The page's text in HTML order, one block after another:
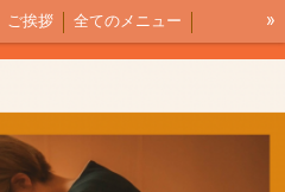
ご挨拶 全てのメニュー
アクセス 全身もみほぐし説明
»